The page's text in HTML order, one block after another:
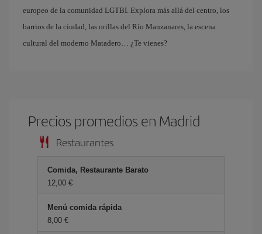
europeo de la comunidad LGTBI. Explora más allá del centro, los
barrios de la ciudad, las orillas del Río Manzanares, la escena
cultural del moderno Matadero… ¿Te vienes?
Precios promedios en Madrid
Restaurantes
Comida, Restaurante Barato
12,00 €
Menú comida rápida
8,00 €